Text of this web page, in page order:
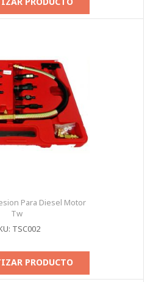
Para Diesel Motor
Tw
TSC002
PRODUCTO